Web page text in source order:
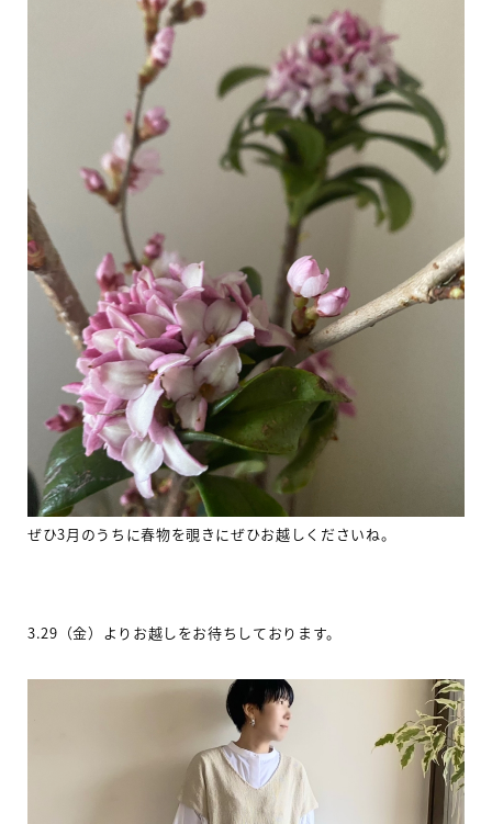
ぜひ3月のうちに春物を覗きにぜひお越しくださいね。
3.29（金）よりお越しをお待ちしております。